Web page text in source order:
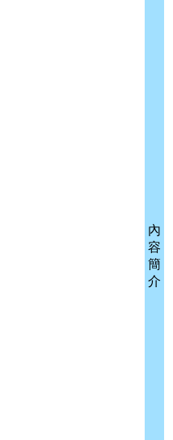
內
容
簡
介